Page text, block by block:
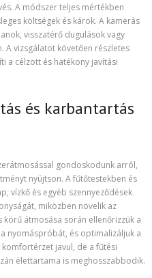
A módszer teljes mértékben
költségek és károk. A kamerás
visszatérő dugulások vagy
A vizsgálatot követően részletes
a célzott és hatékony javítási
és karbantartás
gondoskodunk arról,
nyújtson. A fűtőtestekben és
vízkő és egyéb szennyeződések
miközben növelik az
átmosása során ellenőrizzük a
nyomáspróbát, és optimalizáljuk a
javul, de a fűtési
élettartama is meghosszabbodik.